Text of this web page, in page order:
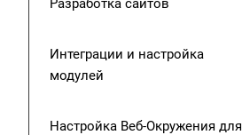
Разработка сайтов
Интеграции и настройка
модулей
Настройка Веб-Окружения для